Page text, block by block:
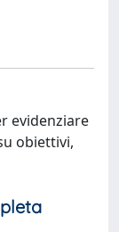
evidenziare
obiettivi,